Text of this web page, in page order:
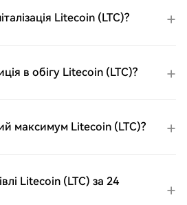
Litecoin (LTC)?
в обігу Litecoin (LTC)?
максимум Litecoin (LTC)?
Litecoin (LTC) за 24